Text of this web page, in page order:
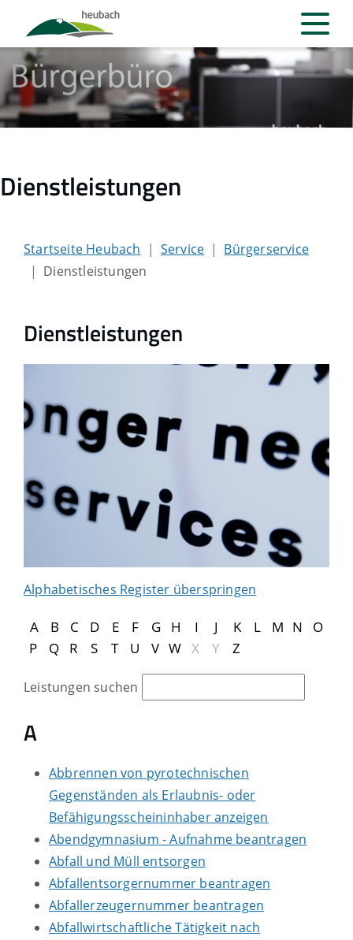
Dienstleistungen
Startseite Heubach Service
Bürgerservice
Dienstleistungen
Dienstleistungen
Alphabetisches Register überspringen
A B C D E F G H I J K L M N
O
P
Q R S T U V W X Y Z
Leistungen suchen
A
Abbrennen von pyrotechnischen
Gegenständen als Erlaubnis- oder
Befähigungsscheininhaber anzeigen
Abendgymnasium - Aufnahme beantragen
Abfall und Müll entsorgen
Abfallentsorgernummer beantragen
Abfallerzeugernummer beantragen
Abfallwirtschaftliche Tätigkeit nach